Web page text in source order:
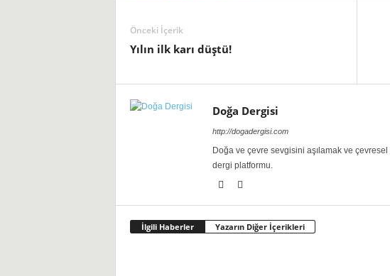
Önceki İçerik
Yılın ilk karı düştü!
Doğa Dergisi
http://dogadergisi.com
Doğa ve çevre sevgisini aşılamak ve
dergi platformu.
İlgili Haberler Yazarın Diğer İçerikleri